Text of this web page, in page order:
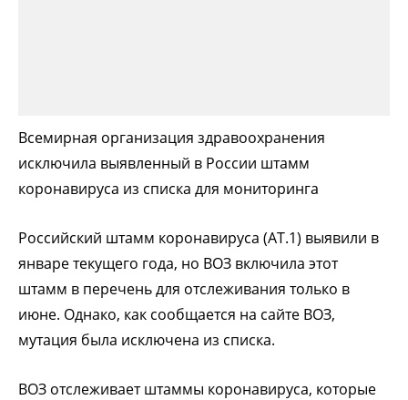
Всемирная организация здравоохранения
исключила выявленный в России штамм
коронавируса из списка для мониторинга
Российский штамм коронавируса (АТ.1) выявили в
январе текущего года, но ВОЗ включила этот
штамм в перечень для отслеживания только в
июне. Однако, как сообщается на сайте ВОЗ,
мутация была исключена из списка.
ВОЗ отслеживает штаммы коронавируса, которые